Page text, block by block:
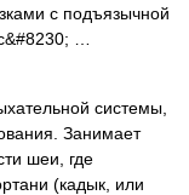
с подъязычной
…
системы,
Занимает
шеи, где
(кадык, или